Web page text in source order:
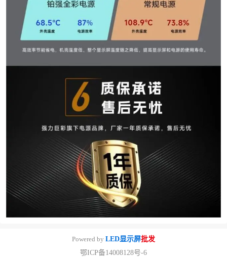
Powered by LED显示屏批发
鄂ICP备14008128号-6